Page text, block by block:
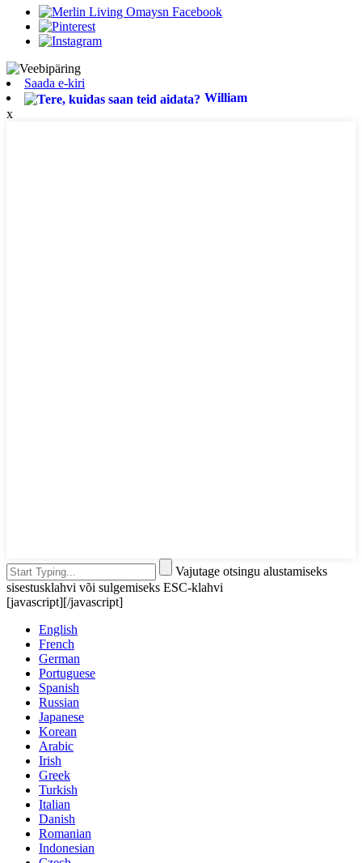
Saada e-kiri
William
x
Vajutage otsingu alustamiseks
sisestusklahvi või sulgemiseks ESC-klahvi
[javascript][/javascript]
English
French
German
Portuguese
Spanish
Russian
Japanese
Korean
Arabic
Irish
Greek
Turkish
Italian
Danish
Romanian
Indonesian